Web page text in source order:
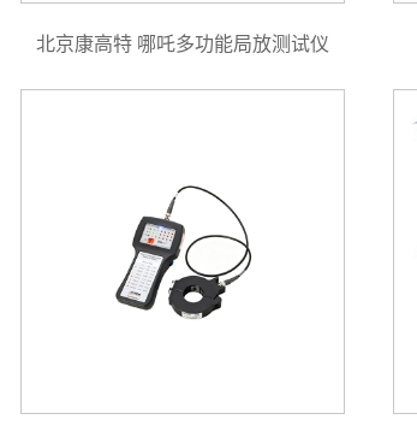
北京康高特 哪吒多功能局放测试仪